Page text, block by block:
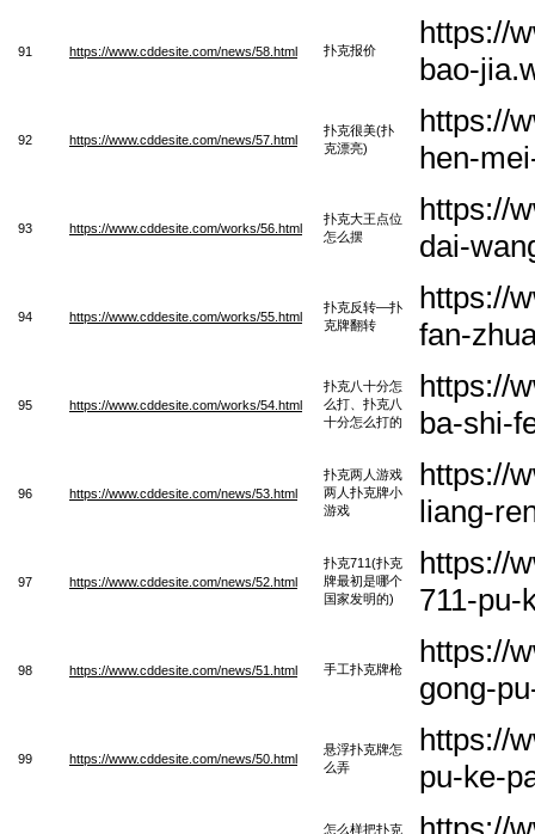
91 https://www.cddesite.com/news/58.html 扑克报价
https://
bao-
92 https://www.cddesite.com/news/57.html
扑克很美(扑
克漂亮)
https://
hen-
93 https://www.cddesite.com/works/56.html
扑克大王点位
怎么摆
https://
dai-
94 https://www.cddesite.com/works/55.html
扑克反转—扑
克牌翻转
https://
fan-
95 https://www.cddesite.com/works/54.html
扑克八十分怎
么打、扑克八
十分怎么打的
https://
ba-shi-
96 https://www.cddesite.com/news/53.html
扑克两人游戏
两人扑克牌小
游戏
https://
liang-
97 https://www.cddesite.com/news/52.html
扑克711(扑克
牌最初是哪个
国家发明的)
https://
711-pu-
98 https://www.cddesite.com/news/51.html 手工扑克牌枪
https://
gong-
99 https://www.cddesite.com/news/50.html
悬浮扑克牌怎
么弄
https://
pu-ke-
怎么样把扑克